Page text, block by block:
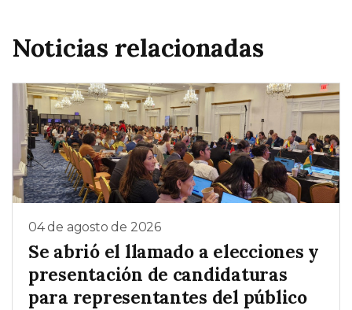
Noticias relacionadas
04 de agosto de 2026
Se abrió el llamado a elecciones y
presentación de candidaturas
para representantes del público